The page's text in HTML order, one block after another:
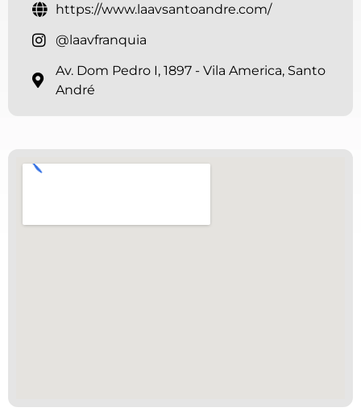
https://www.laavsantoandre.com/
@laavfranquia
Av. Dom Pedro I, 1897 - Vila America, Santo
André